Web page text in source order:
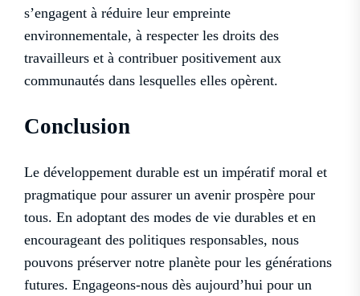
s’engagent à réduire leur empreinte
environnementale, à respecter les droits des
travailleurs et à contribuer positivement aux
communautés dans lesquelles elles opèrent.
Conclusion
Le développement durable est un impératif moral et
pragmatique pour assurer un avenir prospère pour
tous. En adoptant des modes de vie durables et en
encourageant des politiques responsables, nous
pouvons préserver notre planète pour les générations
futures. Engageons-nous dès aujourd’hui pour un